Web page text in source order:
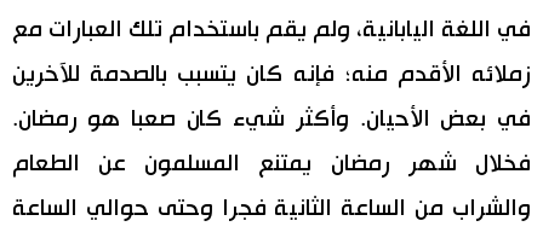
في اللغة اليابانية، ولم يقم باستخدام تلك العبارات مع
زملائه الأقدم منه؛ فإنه كان يتسبب بالصدمة للآخرين
في بعض الأحيان. وأكثر شيء كان صعبا هو رمضان.
فخلال شهر رمضان يمتنع المسلمون عن الطعام
والشراب من الساعة الثانية فجرا وحتى حوالي الساعة